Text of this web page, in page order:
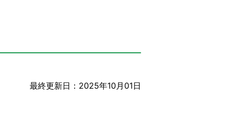
最終更新日：2025年10月01日